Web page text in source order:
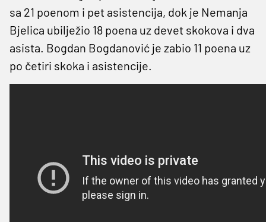
sa 21 poenom i pet asistencija, dok je Nemanja
Bjelica ubilježio 18 poena uz devet skokova i dva
asista. Bogdan Bogdanović je zabio 11 poena uz
po četiri skoka i asistencije.